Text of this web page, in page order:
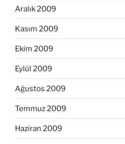
Aralık 2009
Kasım 2009
Ekim 2009
Eylül 2009
Ağustos 2009
Temmuz 2009
Haziran 2009